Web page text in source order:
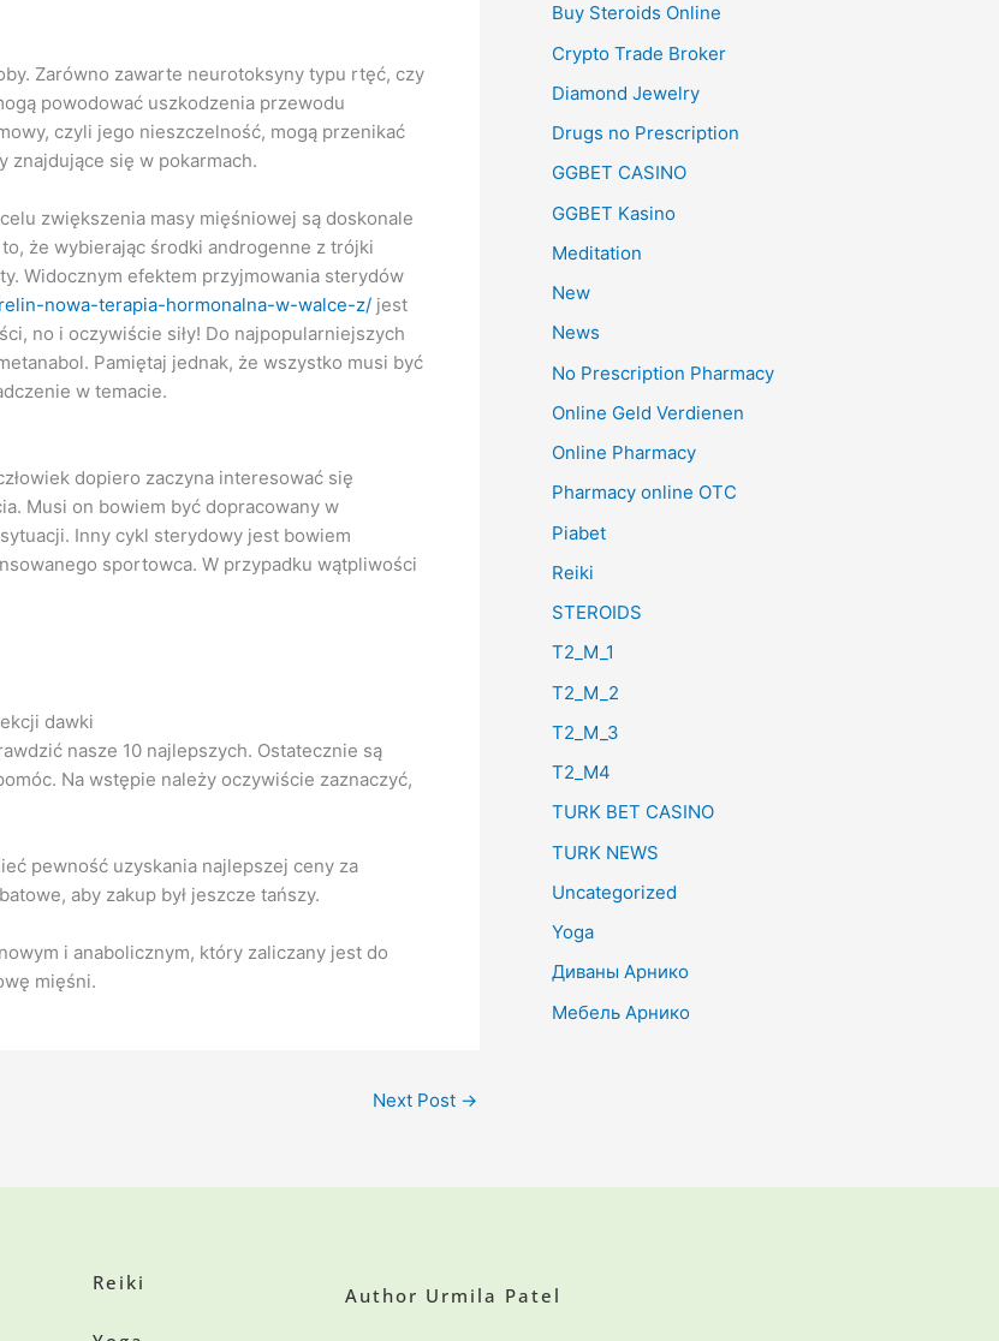
Zarówno zawarte neurotoksyny typu rtęć, czy
powodować uszkodzenia przewodu
czyli jego nieszczelność, mogą przenikać
się w pokarmach.
zwiększenia masy mięśniowej są doskonale
że wybierając środki androgenne z trójki
Widocznym efektem przyjmowania sterydów
nowa-terapia-hormonalna-w-walce-z/ jest
no i oczywiście siły! Do najpopularniejszych
Pamiętaj jednak, że wszystko musi być
w temacie.
dopiero zaczyna interesować się
Musi on bowiem być dopracowany w
Inny cykl sterydowy jest bowiem
sportowca. W przypadku wątpliwości
dawki
nasze 10 najlepszych. Ostatecznie są
Na wstępie należy oczywiście zaznaczyć,
pewność uzyskania najlepszej ceny za
aby zakup był jeszcze tańszy.
i anabolicznym, który zaliczany jest do
mięśni.
Next Post →
Buy Steroids Online
Crypto Trade Broker
Diamond Jewelry
Drugs no Prescription
GGBET CASINO
GGBET Kasino
Meditation
New
News
No Prescription Pharmacy
Online Geld Verdienen
Online Pharmacy
Pharmacy online OTC
Piabet
Reiki
STEROIDS
T2_M_1
T2_M_2
T2_M_3
T2_M4
TURK BET CASINO
TURK NEWS
Uncategorized
Yoga
Диваны Арнико
Мебель Арнико
Reiki
Author Urmila Patel